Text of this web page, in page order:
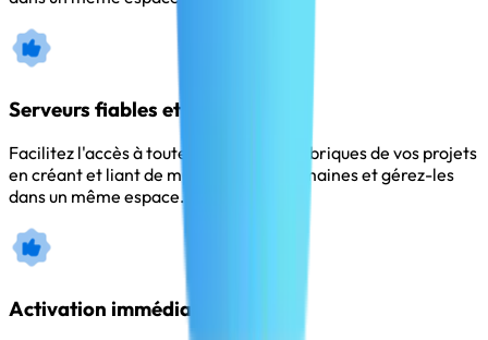
Serveurs fiables et améliorés
Facilitez l'accès à toutes les pages et rubriques de vos projets
en créant et liant de multiples sous-domaines et gérez-les
dans un même espace.
Activation immédiate